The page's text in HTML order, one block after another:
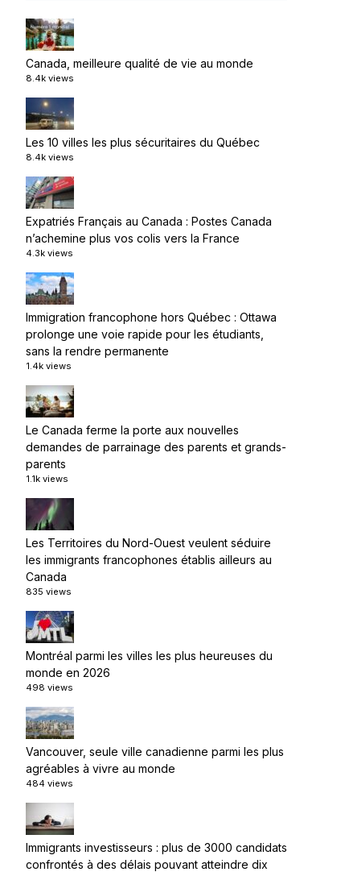
Canada, meilleure qualité de vie au monde
8.4k views
Les 10 villes les plus sécuritaires du Québec
8.4k views
Expatriés Français au Canada : Postes Canada
n’achemine plus vos colis vers la France
4.3k views
Immigration francophone hors Québec : Ottawa
prolonge une voie rapide pour les étudiants,
sans la rendre permanente
1.4k views
Le Canada ferme la porte aux nouvelles
demandes de parrainage des parents et grands-
parents
1.1k views
Les Territoires du Nord-Ouest veulent séduire
les immigrants francophones établis ailleurs au
Canada
835 views
Montréal parmi les villes les plus heureuses du
monde en 2026
498 views
Vancouver, seule ville canadienne parmi les plus
agréables à vivre au monde
484 views
Immigrants investisseurs : plus de 3000 candidats
confrontés à des délais pouvant atteindre dix